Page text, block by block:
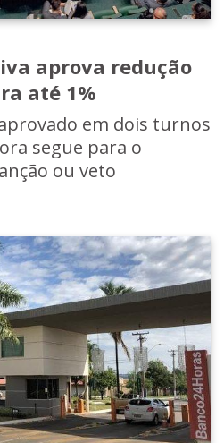
aprova redução
até 1%
em dois turnos
segue para o
ou veto